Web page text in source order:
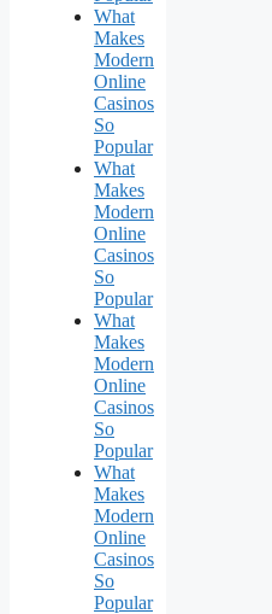
What
Makes
Modern
Online
Casinos
So
Popular
What
Makes
Modern
Online
Casinos
So
Popular
What
Makes
Modern
Online
Casinos
So
Popular
What
Makes
Modern
Online
Casinos
So
Popular